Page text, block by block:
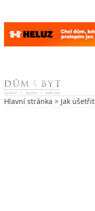
Skip to content
Hlavní stránka > Jak ušetřit